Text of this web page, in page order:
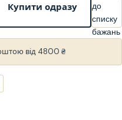
Купити одразу
до
списку
бажань
від 4800 ₴